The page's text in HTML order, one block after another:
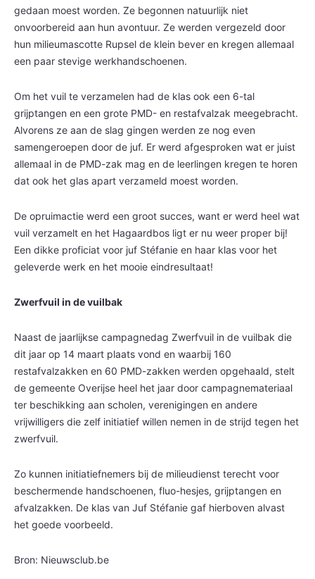
gedaan moest worden. Ze begonnen natuurlijk niet
onvoorbereid aan hun avontuur. Ze werden vergezeld door
hun milieumascotte Rupsel de klein bever en kregen allemaal
een paar stevige werkhandschoenen.
Om het vuil te verzamelen had de klas ook een 6-tal
grijptangen en een grote PMD- en restafvalzak meegebracht.
Alvorens ze aan de slag gingen werden ze nog even
samengeroepen door de juf. Er werd afgesproken wat er juist
allemaal in de PMD-zak mag en de leerlingen kregen te horen
dat ook het glas apart verzameld moest worden.
De opruimactie werd een groot succes, want er werd heel wat
vuil verzamelt en het Hagaardbos ligt er nu weer proper bij!
Een dikke proficiat voor juf Stéfanie en haar klas voor het
geleverde werk en het mooie eindresultaat!
Zwerfvuil in de vuilbak
Naast de jaarlijkse campagnedag Zwerfvuil in de vuilbak die
dit jaar op 14 maart plaats vond en waarbij 160
restafvalzakken en 60 PMD-zakken werden opgehaald, stelt
de gemeente Overijse heel het jaar door campagnemateriaal
ter beschikking aan scholen, verenigingen en andere
vrijwilligers die zelf initiatief willen nemen in de strijd tegen het
zwerfvuil.
Zo kunnen initiatiefnemers bij de milieudienst terecht voor
beschermende handschoenen, fluo-hesjes, grijptangen en
afvalzakken. De klas van Juf Stéfanie gaf hierboven alvast
het goede voorbeeld.
Bron: Nieuwsclub.be